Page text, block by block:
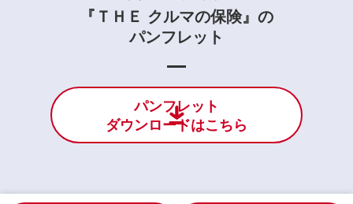
『ＴＨＥ クルマの保険』の
パンフレット
パンフレット
ダウンロードはこちら